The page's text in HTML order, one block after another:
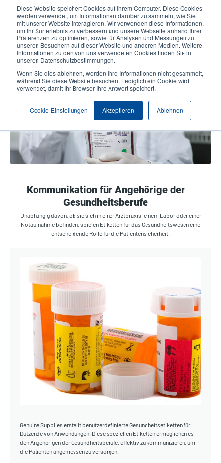
Diese Website speichert Cookies auf Ihrem Computer. Diese Cookies
werden verwendet, um Informationen darüber zu sammeln, wie Sie
mit unserer Website interagieren. Wir verwenden diese Informationen,
um Ihr Surferlebnis zu verbessern und unsere Webseite anhand Ihrer
Präferenzen zu optimieren, sowie für Analysen und Messungen zu
unseren Besuchern auf dieser Website und anderen Medien. Weitere
Informationen zu den von uns verwendeten Cookies finden Sie in
unseren Datenschutzbestimmungen.
Wenn Sie dies ablehnen, werden Ihre Informationen nicht gesammelt,
während Sie diese Website besuchen. Lediglich ein Cookie wird
verwendet, damit Ihr Browser Ihre Antwort speichert.
Cookie-Einstellungen Akzeptieren Ablehnen
User
account
menu
User
Header
Produktsuche Kontakt
Gesundheitspflege
Kommunikation für Angehörige der
Gesundheitsberufe
Unabhängig davon, ob sie sich in einer Arztpraxis, einem Labor oder einer
Notaufnahme befinden, spielen Etiketten für das Gesundheitswesen eine
entscheidende Rolle für die Patientensicherheit.
Genuine Supplies erstellt benutzerdefinierte Gesundheitsetiketten für
Dutzende von Anwendungen. Diese speziellen Etiketten ermöglichen es
den Angehörigen der Gesundheitsberufe, effektiv zu kommunizieren, um
die Patienten angemessen zu versorgen.